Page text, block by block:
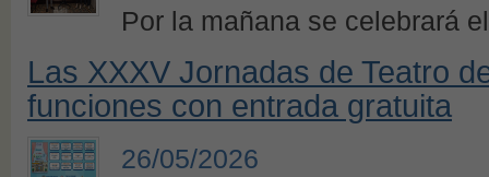
Por la mañana se celebrará
Las XXXV Jornadas de Teatro
funciones con entrada gratuita
26/05/2026